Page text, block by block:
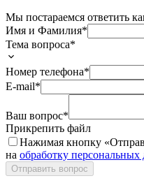
Мы постараемся ответить
Имя и Фамилия*
Тема вопроса*
Номер телефона*
E-mail*
Ваш вопрос*
Прикрепить файл
Нажимая кнопку «
на обработку
Отправить вопрос